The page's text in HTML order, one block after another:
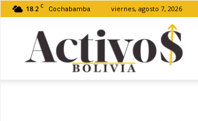
18.2 C Cochabamba viernes, agosto 7, 2026